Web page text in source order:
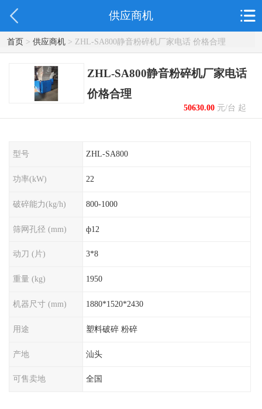
供应商机
首页> 供应商机> ZHL-SA800静音粉碎机厂家电话 价格合理
ZHL-SA800静音粉碎机厂家电话
价格合理
50630.00元/台 起
型号 ZHL-SA800
功率(kW) 22
破碎能力(kg/h) 800-1000
筛网孔径 (mm) ф12
动刀 (片) 3*8
重量 (kg) 1950
机器尺寸 (mm) 1880*1520*2430
用途 塑料破碎 粉碎
产地 汕头
可售卖地 全国